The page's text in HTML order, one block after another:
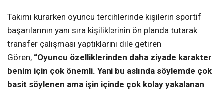
Takımı kurarken oyuncu tercihlerinde kişilerin sportif
başarılarının yanı sıra kişiliklerinin ön planda tutarak
transfer çalışması yaptıklarını dile getiren
Gören, “Oyuncu özelliklerinden daha ziyade karakter
benim için çok önemli. Yani bu aslında söylemde çok
basit söylenen ama işin içinde çok kolay yakalanan